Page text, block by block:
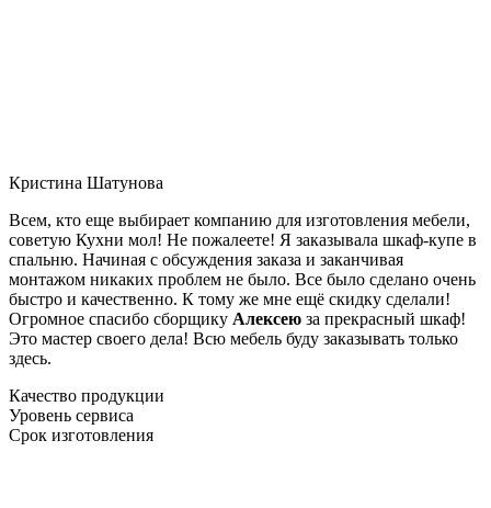
Кристина Шатунова
Всем, кто еще выбирает компанию для изготовления мебели,
советую Кухни мол! Не пожалеете! Я заказывала шкаф-купе в
спальню. Начиная с обсуждения заказа и заканчивая
монтажом никаких проблем не было. Все было сделано очень
быстро и качественно. К тому же мне ещё скидку сделали!
Огромное спасибо сборщику Алексею за прекрасный шкаф!
Это мастер своего дела! Всю мебель буду заказывать только
здесь.
Качество продукции
Уровень сервиса
Срок изготовления